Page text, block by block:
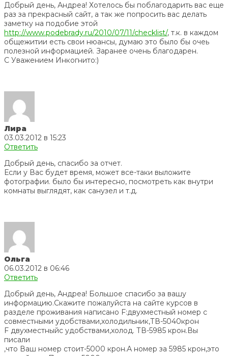
Добрый день, Андреа! Хотелось бы поблагодарить вас еще
раз за прекрасный сайт, а так же попросить вас делать
заметку на подобие этой
http://www.podebrady.ru/2010/07/11/checklist/, т.к. в каждом
общежитии есть свои нюансы, думаю это было бы очеь
полезной информацией. Заранее очень благодарен.
С Уважением Инкогнито:)
Лира
03.03.2012 в 15:23
Ответить
Добрый день, спасибо за отчет.
Если у Вас будет время, может все-таки выложите
фотографии. было бы интересно, посмотреть как внутри
комнаты выглядят, как санузел и т.д.
Ольга
06.03.2012 в 06:46
Ответить
Добрый день, Андреа! Большое спасибо за вашу
информацию.Скажите пожалуйста на сайте курсов в
разделе проживания написано F:двухместный номер с
совместными удобствами,холодильник,ТВ-5040крон
F двухместныйс удобствами,холод. ТВ-5985 крон.Вы
писали
,что Ваш номер стоит-5000 крон.А номер за 5985 крон,это